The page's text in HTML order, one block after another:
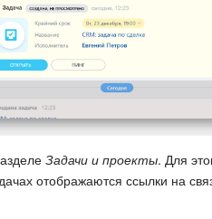
Задачи и проекты. Для
отображаются ссылки на